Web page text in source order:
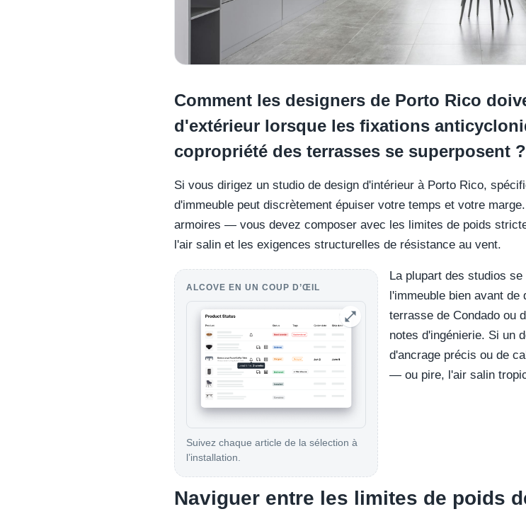
Comment les designers de Porto Rico
d'extérieur lorsque les fixations
copropriété des terrasses se superposent ?
Si vous dirigez un studio de design d'intérieur à Porto Rico,
d'immeuble peut discrètement épuiser votre temps et votre
armoires — vous devez composer avec les limites de poids
l'air salin et les exigences structurelles de résistance au vent.
ALCOVE EN UN COUP D’ŒIL
Suivez chaque article de la sélection à
l’installation.
La plupart des studios
l'immeuble bien avant de
terrasse de Condado ou
notes d'ingénierie. Si un
d'ancrage précis ou de
— ou pire, l'air salin
Naviguer entre les limites de poids